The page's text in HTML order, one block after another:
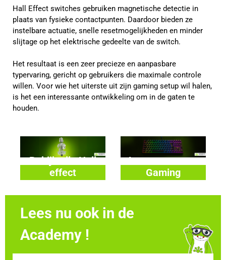
Hall Effect switches gebruiken magnetische detectie in
plaats van fysieke contactpunten. Daardoor bieden ze
instelbare actuatie, snelle resetmogelijkheden en minder
slijtage op het elektrische gedeelte van de switch.
Het resultaat is een zeer precieze en aanpasbare
typervaring, gericht op gebruikers die maximale controle
willen. Voor wie het uiterste uit zijn gaming setup wil halen,
is het een interessante ontwikkeling om in de gaten te
houden.
Bekijk alle Hall
effect
Lees meer over
Gaming
Lees nu ook in de
Academy !